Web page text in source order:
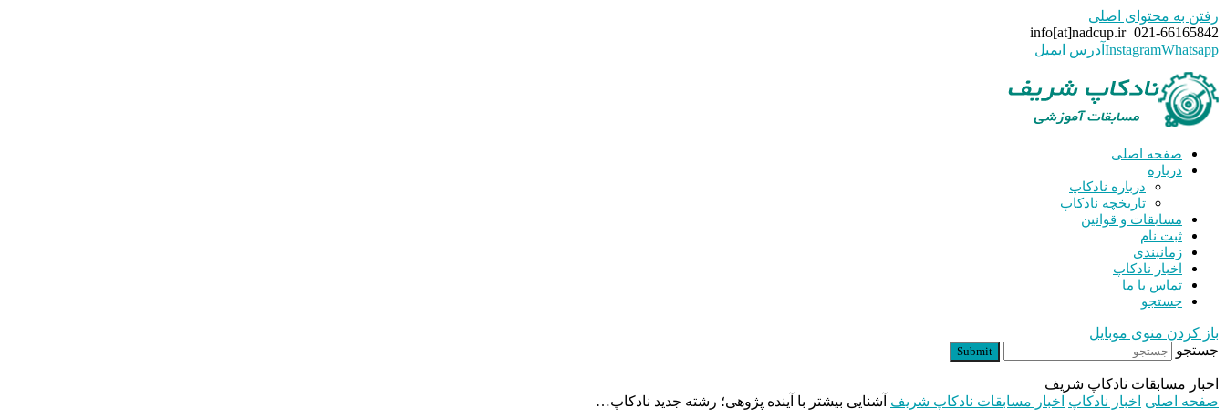
رفتن به محتوای اصلی
021-66165842
info[at]nadcup.ir
InstagramWhatsapp آدرس ایمیل
صفحه اصلی
درباره
درباره نادکاپ
تاریخچه نادکاپ
مسابقات و قوانین
ثبت نام
زمانبندی
اخبار نادکاپ
تماس با ما
جستجو
باز کردن منوی موبایل
جستجو
Submit
اخبار مسابقات نادکاپ شریف
صفحه اصلی اخبار نادکاپ اخبار مسابقات نادکاپ شریف آشنایی بیشتر با آینده پژوهی؛ رشته جدید نادکاپ…